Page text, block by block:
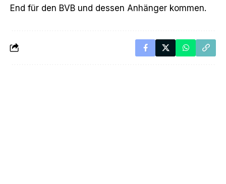
End für den BVB und dessen Anhänger kommen.